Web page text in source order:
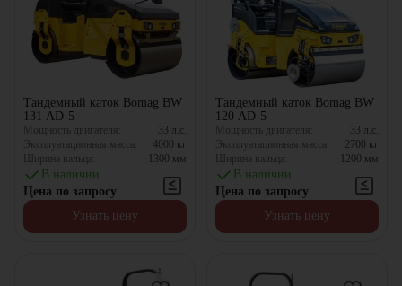
Тандемный каток Bomag BW
131 AD-5
Мощность двигателя: 33 л.с.
Эксплуатационная масса:
4000 кг
Ширина вальца:
1300 мм
В наличии
Цена по запросу
Узнать цену
Тандемный каток Bomag BW
120 AD-5
Мощность двигателя: 33 л.с.
Эксплуатационная масса:
2700 кг
Ширина вальца:
1200 мм
В наличии
Цена по запросу
Узнать цену